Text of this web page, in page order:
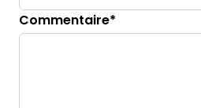
Commentaire*